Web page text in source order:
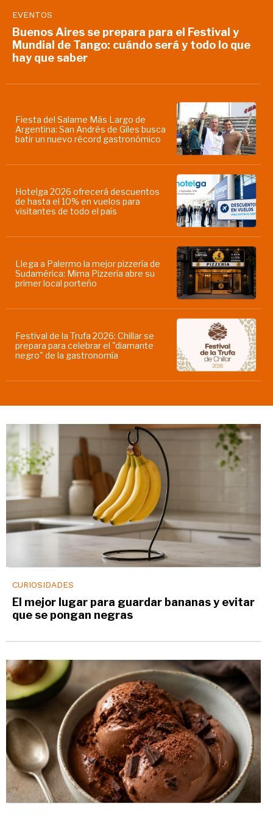
EVENTOS
Buenos Aires se prepara para el Festival y
Mundial de Tango: cuándo será y todo lo que
hay que saber
Fiesta del Salame Más Largo de
Argentina: San Andrés de Giles busca
batir un nuevo récord gastronómico
Hotelga 2026 ofrecerá descuentos
de hasta el 10% en vuelos para
visitantes de todo el país
Llega a Palermo la mejor pizzería de
Sudamérica: Mima Pizzería abre su
primer local porteño
Festival de la Trufa 2026: Chillar se
prepara para celebrar el "diamante
negro" de la gastronomía
CURIOSIDADES
El mejor lugar para guardar bananas y evitar
que se pongan negras